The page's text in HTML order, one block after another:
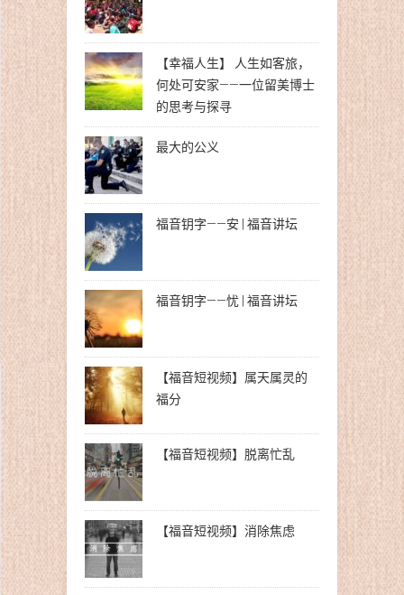
【幸福人生】 人生如客旅，
何处可安家——一位留美博士
的思考与探寻
最大的公义
福音钥字——安 | 福音讲坛
福音钥字——忧 | 福音讲坛
【福音短视频】属天属灵的
福分
【福音短视频】脱离忙乱
【福音短视频】消除焦虑